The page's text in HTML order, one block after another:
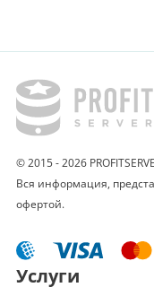
© 2015 - 2026
Вся информация,
офертой.
Услуги